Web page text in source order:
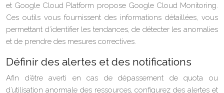
et Google Cloud Platform propose Google Cloud Monitoring.
Ces outils vous fournissent des informations détaillées, vous
permettant d’identifier les tendances, de détecter les anomalies
et de prendre des mesures correctives.
Définir des alertes et des notifications
Afin d’être averti en cas de dépassement de quota ou
d’utilisation anormale des ressources, configurez des alertes et